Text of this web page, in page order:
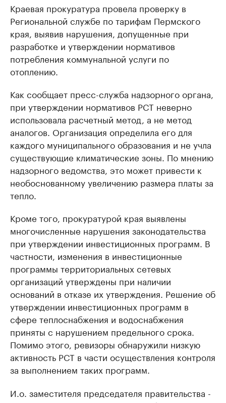
Краевая прокуратура провела проверку в
Региональной службе по тарифам Пермского
края, выявив нарушения, допущенные при
разработке и утверждении нормативов
потребления коммунальной услуги по
отоплению.
Как сообщает пресс-служба надзорного органа,
при утверждении нормативов РСТ неверно
использовала расчетный метод, а не метод
аналогов. Организация определила его для
каждого муниципального образования и не учла
существующие климатические зоны. По мнению
надзорного ведомства, это может привести к
необоснованному увеличению размера платы за
тепло.
Кроме того, прокуратурой края выявлены
многочисленные нарушения законодательства
при утверждении инвестиционных программ. В
частности, изменения в инвестиционные
программы территориальных сетевых
организаций утверждены при наличии
оснований в отказе их утверждения. Решение об
утверждении инвестиционных программ в
сфере теплоснабжения и водоснабжения
приняты с нарушением предельного срока.
Помимо этого, ревизоры обнаружили низкую
активность РСТ в части осуществления контроля
за выполнением таких программ.
И.о. заместителя председателя правительства -